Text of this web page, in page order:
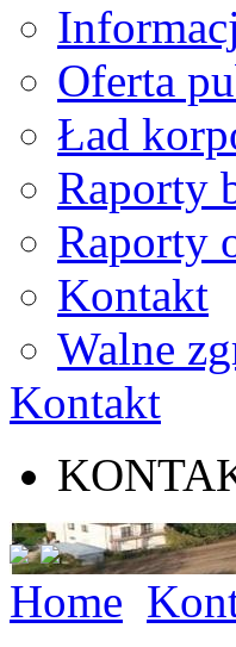
Oferta
Ład
Raporty
Raporty
Kontakt
Walne
Kontakt
Home